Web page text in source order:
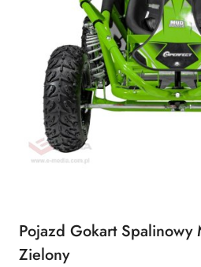
Pojazd Gokart Spalinowy
Zielony